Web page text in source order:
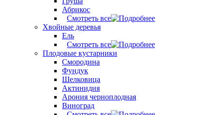
Абрикос
Смотреть все
Хвойные деревья
Ель
Смотреть все
Плодовые кустарники
Смородина
Фундук
Шелковица
Актинидия
Арония черноплодная
Виноград